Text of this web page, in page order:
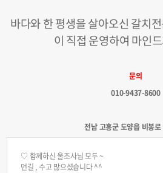
바다와 한 평생을 살아오신 갈치
이 직접 운영하여 마인
문의
010-9437-8600
전남 고흥군 도양읍 비봉
♡ 함께하신 울조사님 모두 ~
먼길 , 수고 많으셨습니다 ^^